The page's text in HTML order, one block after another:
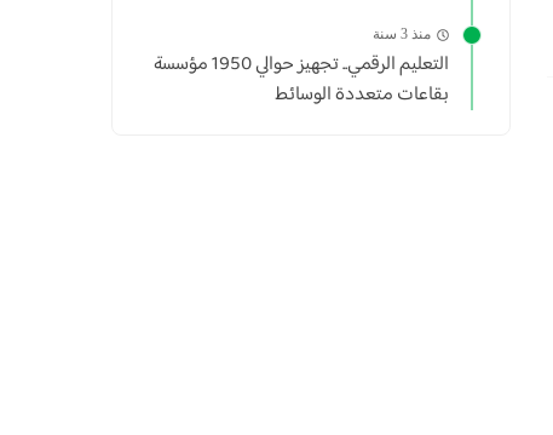
منذ 3 سنة
التعليم الرقمي.. تجهيز حوالي 1950 مؤسسة
بقاعات متعددة الوسائط